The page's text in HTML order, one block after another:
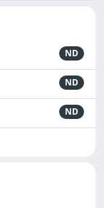
ND
ND
ND